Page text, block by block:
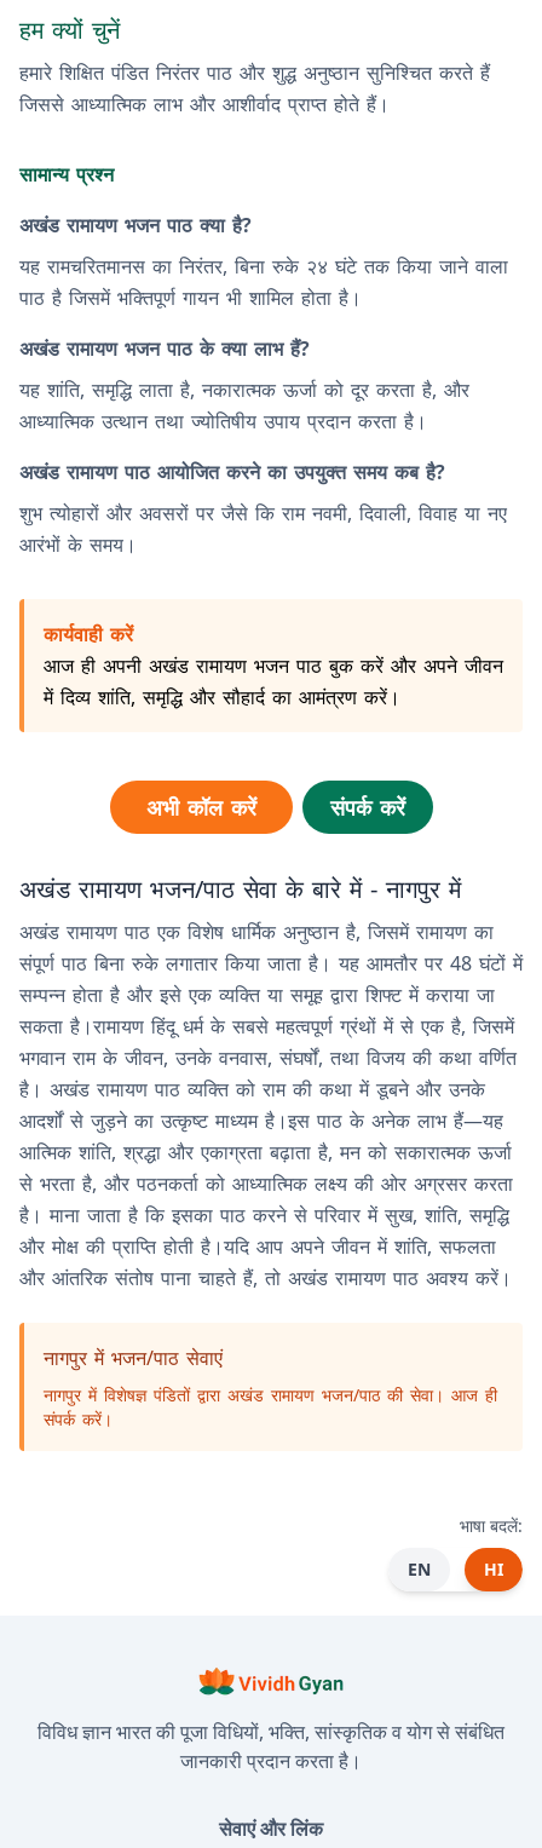
हम क्यों चुनें
हमारे शिक्षित पंडित निरंतर पाठ और शुद्ध अनुष्ठान सुनिश्चित करते हैं
जिससे आध्यात्मिक लाभ और आशीर्वाद प्राप्त होते हैं।
सामान्य प्रश्न
अखंड रामायण भजन पाठ क्या है?
यह रामचरितमानस का निरंतर, बिना रुके २४ घंटे तक किया जाने वाला
पाठ है जिसमें भक्तिपूर्ण गायन भी शामिल होता है।
अखंड रामायण भजन पाठ के क्या लाभ हैं?
यह शांति, समृद्धि लाता है, नकारात्मक ऊर्जा को दूर करता है, और
आध्यात्मिक उत्थान तथा ज्योतिषीय उपाय प्रदान करता है।
अखंड रामायण पाठ आयोजित करने का उपयुक्त समय कब है?
शुभ त्योहारों और अवसरों पर जैसे कि राम नवमी, दिवाली, विवाह या नए
आरंभों के समय।
कार्यवाही करें
आज ही अपनी अखंड रामायण भजन पाठ बुक करें और अपने जीवन
में दिव्य शांति, समृद्धि और सौहार्द का आमंत्रण करें।
अभी कॉल करें संपर्क करें
अखंड रामायण भजन/पाठ सेवा के बारे में - नागपुर में
अखंड रामायण पाठ एक विशेष धार्मिक अनुष्ठान है, जिसमें रामायण का
संपूर्ण पाठ बिना रुके लगातार किया जाता है। यह आमतौर पर 48 घंटों में
सम्पन्न होता है और इसे एक व्यक्ति या समूह द्वारा शिफ्ट में कराया जा
सकता है।रामायण हिंदू धर्म के सबसे महत्वपूर्ण ग्रंथों में से एक है, जिसमें
भगवान राम के जीवन, उनके वनवास, संघर्षों, तथा विजय की कथा वर्णित
है। अखंड रामायण पाठ व्यक्ति को राम की कथा में डूबने और उनके
आदर्शों से जुड़ने का उत्कृष्ट माध्यम है।इस पाठ के अनेक लाभ हैं—यह
आत्मिक शांति, श्रद्धा और एकाग्रता बढ़ाता है, मन को सकारात्मक ऊर्जा
से भरता है, और पठनकर्ता को आध्यात्मिक लक्ष्य की ओर अग्रसर करता
है। माना जाता है कि इसका पाठ करने से परिवार में सुख, शांति, समृद्धि
और मोक्ष की प्राप्ति होती है।यदि आप अपने जीवन में शांति, सफलता
और आंतरिक संतोष पाना चाहते हैं, तो अखंड रामायण पाठ अवश्य करें।
नागपुर में भजन/पाठ सेवाएं
नागपुर में विशेषज्ञ पंडितों द्वारा अखंड रामायण भजन/पाठ की सेवा। आज ही
संपर्क करें।
भाषा बदलें:
EN
HI
विविध ज्ञान भारत की पूजा विधियों, भक्ति, सांस्कृतिक व योग से संबंधित
जानकारी प्रदान करता है।
सेवाएं और लिंक